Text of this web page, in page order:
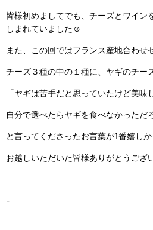
皆様初めましてでも、チーズとワイン
しまれていました☺︎
また、この回ではフランス産地合わせ
チーズ３種の中の１種に、ヤギのチー
「ヤギは苦手だと思っていたけど美味
自分で選べたらヤギを食べなかっただ
と言ってくださったお言葉が1番嬉し
お越しいただいた皆様ありがとうござ
-